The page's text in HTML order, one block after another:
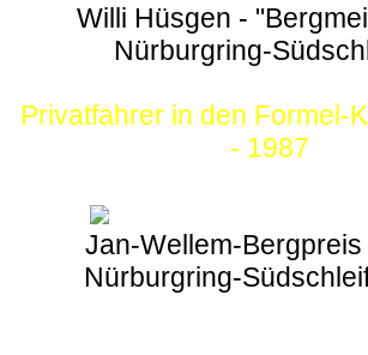
Willi Hüsgen -
Nürburgring-
Privatfahrer in den Formel-
- 1987
Jan-Wellem-Bergpreis
Nürburgring-